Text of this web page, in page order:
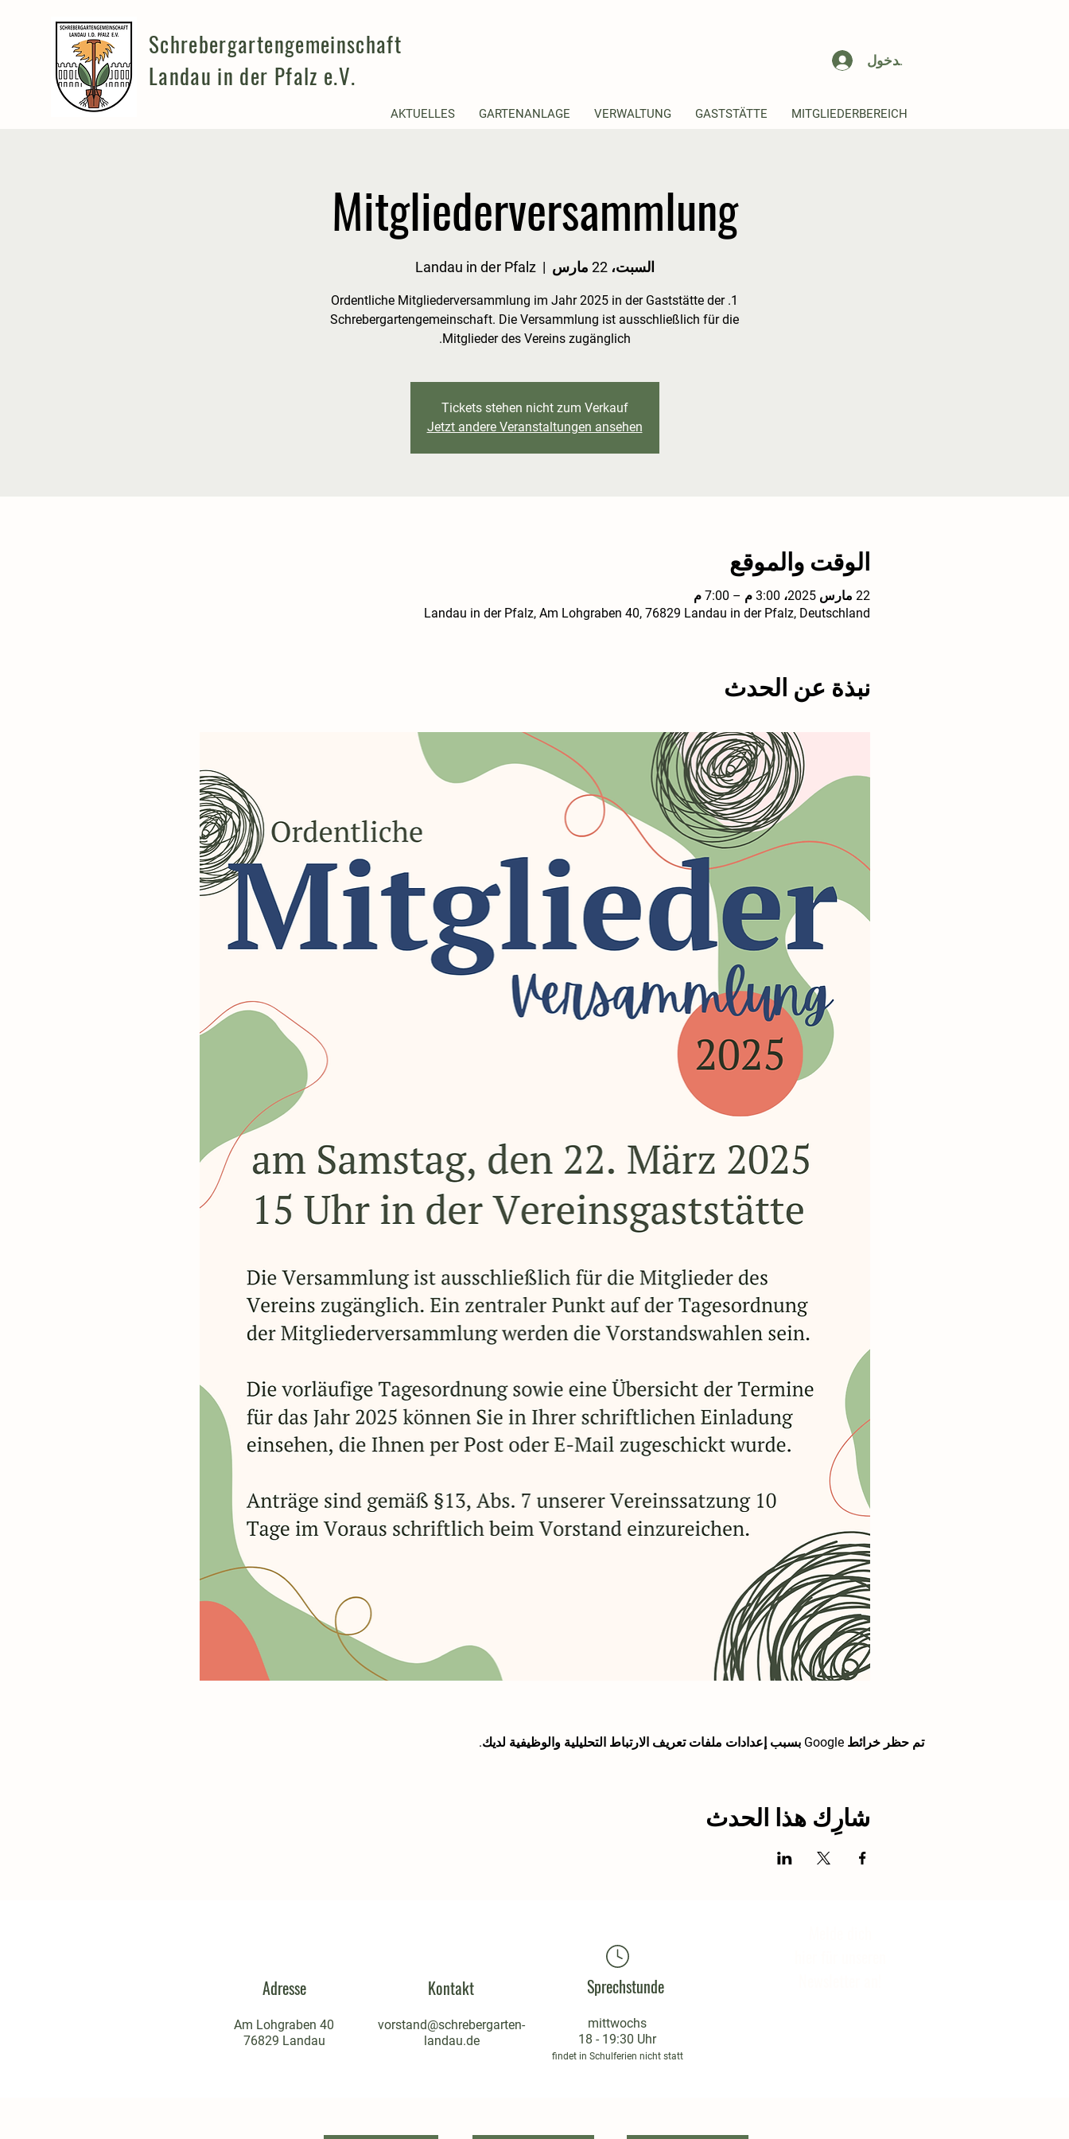
Schrebergartengemeinschaft
Landau in der Pfalz e.V.
تسجيل الدخول
AKTUELLES GARTENANLAGE VERWALTUNG GASTSTÄTTE MITGLIEDERBEREICH
Mitgliederversammlung
السبت، 22 مارس
  |
Landau in der Pfalz
1. Ordentliche Mitgliederversammlung im Jahr 2025 in der Gaststätte der
Schrebergartengemeinschaft. Die Versammlung ist ausschließlich für die
Mitglieder des Vereins zugänglich.
Tickets stehen nicht zum Verkauf
Jetzt andere Veranstaltungen ansehen
الوقت والموقع
22 مارس 2025، 3:00 م – 7:00 م
Landau in der Pfalz, Am Lohgraben 40, 76829 Landau in der Pfalz, Deutschland
نبذة عن الحدث
تم حظر خرائط Google بسبب إعدادات ملفات تعريف الارتباط التحليلية والوظيفية لديك.
شارِك هذا الحدث
Adresse
Am Lohgraben 40
76829 Landau
Kontakt
vorstand@schrebergarten-
landau.de
Sprechstunde
mittwochs
18 - 19:30 Uhr
findet in Schulferien nicht statt